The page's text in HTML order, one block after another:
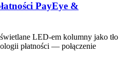
PayEye &
LED-em kolumny jako tło
płatności — połączenie